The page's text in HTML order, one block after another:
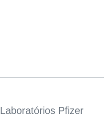
Pfizer